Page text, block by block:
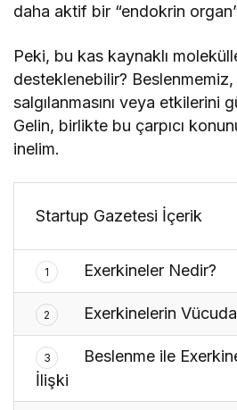
daha aktif bir “endokrin
Peki, bu kas kaynaklı
desteklenebilir?
salgılanmasını veya etkilerini
Gelin, birlikte bu çarpıcı
inelim.
Startup Gazetesi İçerik
1 Exerkineler Nedir?
2 Exerkinelerin
3
Beslenme ile
İlişki